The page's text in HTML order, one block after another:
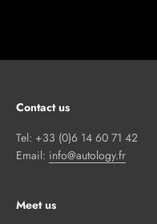
Contact us
Tel: +33 (0)6 14 60 71 42
Email: info@autology.fr
Meet us